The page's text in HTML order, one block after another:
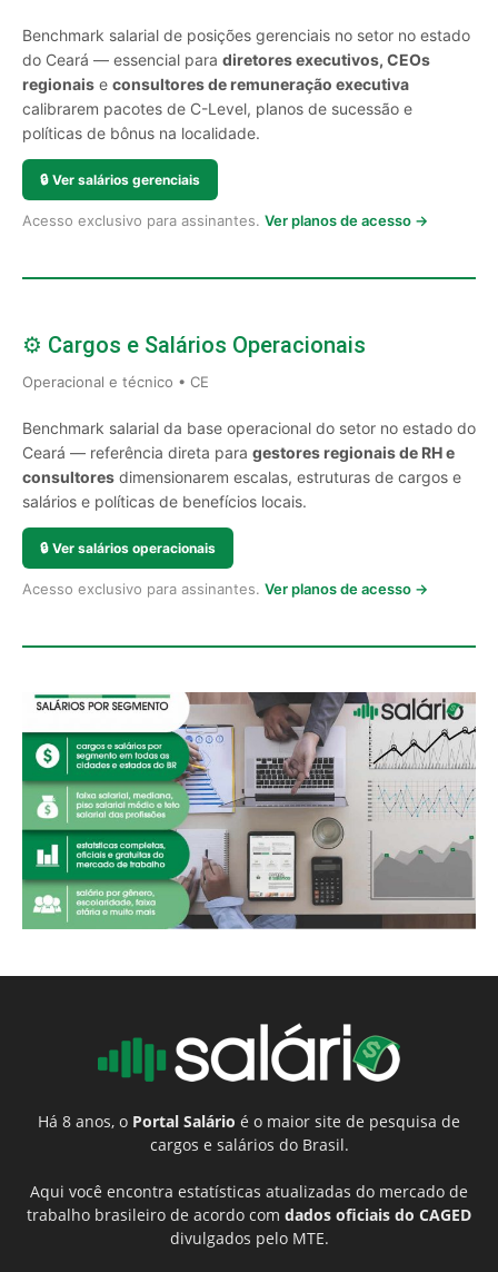
Benchmark salarial de posições gerenciais no setor no estado
do Ceará — essencial para diretores executivos, CEOs
regionais e consultores de remuneração executiva
calibrarem pacotes de C-Level, planos de sucessão e
políticas de bônus na localidade.
🔒 Ver salários gerenciais
Acesso exclusivo para assinantes. Ver planos de acesso →
⚙️ Cargos e Salários Operacionais
Operacional e técnico • CE
Benchmark salarial da base operacional do setor no estado do
Ceará — referência direta para gestores regionais de RH e
consultores dimensionarem escalas, estruturas de cargos e
salários e políticas de benefícios locais.
🔒 Ver salários operacionais
Acesso exclusivo para assinantes. Ver planos de acesso →
Há 8 anos, o Portal Salário é o maior site de pesquisa de
cargos e salários do Brasil.
Aqui você encontra estatísticas atualizadas do mercado de
trabalho brasileiro de acordo com dados oficiais do CAGED
divulgados pelo MTE.